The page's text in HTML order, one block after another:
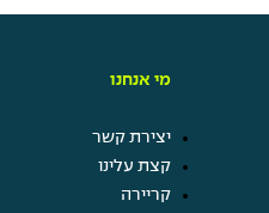
מי אנחנו
יצירת קשר
קצת עלינו
קריירה